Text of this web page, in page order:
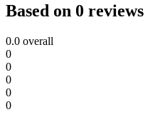
Based on 0 reviews
0.0 overall
0
0
0
0
0